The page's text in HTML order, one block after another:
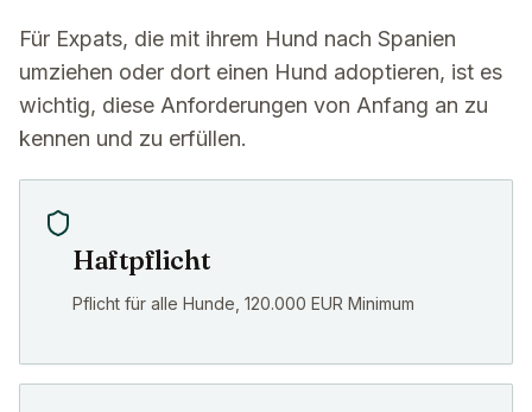
Für Expats, die mit ihrem Hund nach Spanien
umziehen oder dort einen Hund adoptieren, ist es
wichtig, diese Anforderungen von Anfang an zu
kennen und zu erfüllen.
Haftpflicht
Pflicht für alle Hunde, 120.000 EUR Minimum